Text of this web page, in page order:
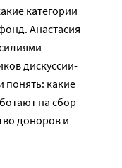
категории
Анастасия
дискуссии-
понять: какие
на сбор
доноров и